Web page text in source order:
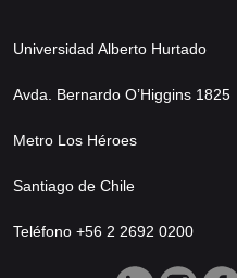
Universidad Alberto Hurtado
Avda. Bernardo O’Higgins 1825
Metro Los Héroes
Santiago de Chile
Teléfono +56 2 2692 0200